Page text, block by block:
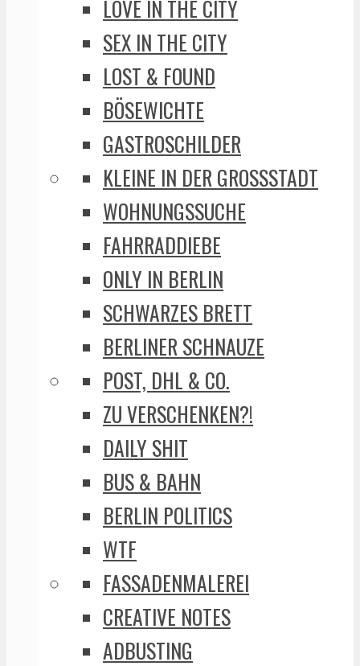
LOVE IN THE CITY
SEX IN THE CITY
LOST & FOUND
BÖSEWICHTE
GASTROSCHILDER
KLEINE IN DER GROSSSTADT
WOHNUNGSSUCHE
FAHRRADDIEBE
ONLY IN BERLIN
SCHWARZES BRETT
BERLINER SCHNAUZE
POST, DHL & CO.
ZU VERSCHENKEN?!
DAILY SHIT
BUS & BAHN
BERLIN POLITICS
WTF
FASSADENMALEREI
CREATIVE NOTES
ADBUSTING